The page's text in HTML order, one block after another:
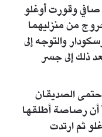
وقورت أوغلو
من منزليهما
والتوجه إلى
ذلك إلى جسر
الصديقان
أن رصاصة أطلقها
ثم ارتدت